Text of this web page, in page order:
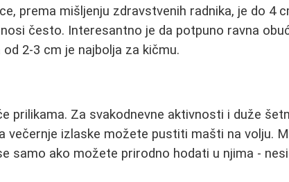
prema mišljenju zdravstvenih radnika, je do 4
često. Interesantno je da potpuno ravna
2-3 cm je najbolja za kičmu.
prilikama. Za svakodnevne aktivnosti i duže
večernje izlaske možete pustiti mašti na volju.
samo ako možete prirodno hodati u njima -